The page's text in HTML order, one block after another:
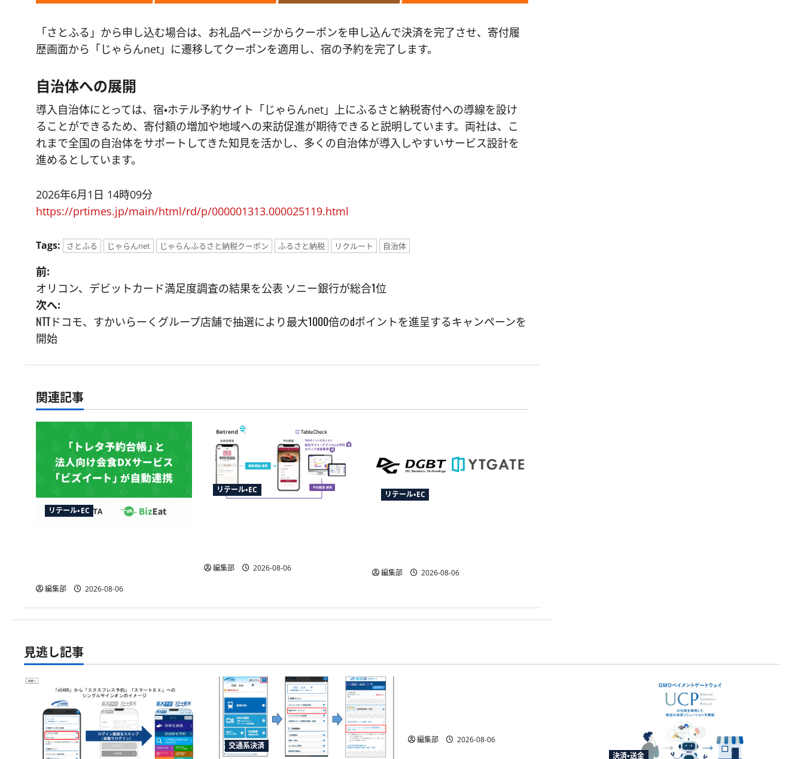
「さとふる」から申し込む場合は、お礼品ページからクーポンを申し込んで決済を完了させ、寄付履
歴画面から「じゃらんnet」に遷移してクーポンを適用し、宿の予約を完了します。
自治体への展開
導入自治体にとっては、宿・ホテル予約サイト「じゃらんnet」上にふるさと納税寄付への導線を設け
ることができるため、寄付額の増加や地域への来訪促進が期待できると説明しています。両社は、こ
れまで全国の自治体をサポートしてきた知見を活かし、多くの自治体が導入しやすいサービス設計を
進めるとしています。
2026年6月1日 14時09分
https://prtimes.jp/main/html/rd/p/000001313.000025119.html
Tags: さとふる じゃらんnet じゃらんふるさと納税クーポン ふるさと納税 リクルート 自治体
投
稿
ナ
ビ
ー
シ
前:
オリコン、デビットカード満足度調査の結果を公表 ソニー銀行が総合1位
次へ:
NTTドコモ、すかいらーくグループ店舗で抽選により最大1000倍のdポイントを進呈するキャンペーンを
開始
関連記事
リテール・EC
編集部 2026-08-06
リテール・EC
編集部 2026-08-06
リテール・EC
編集部 2026-08-06
見逃し記事
交通系決済
編集部
2026-08-06
決済・送金